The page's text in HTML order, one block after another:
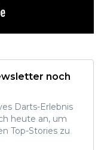
noch
Darts-Erlebnis
heute an, um
Top-Stories zu